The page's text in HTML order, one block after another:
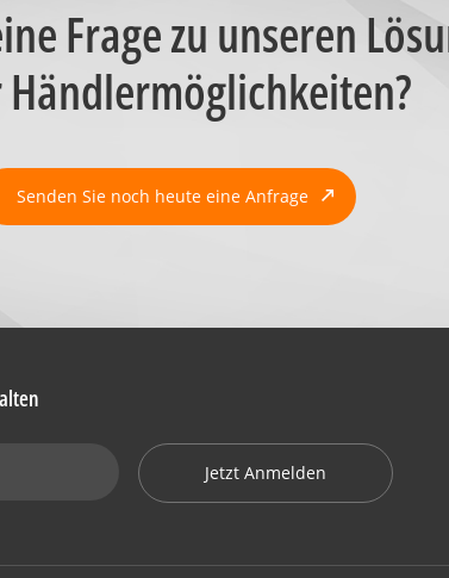
Frage zu unseren
Senden Sie noch heute eine Anfrage
Jetzt Anmelden